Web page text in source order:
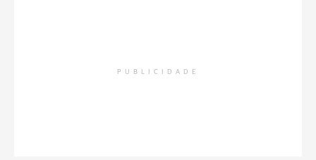
PUBLICIDADE